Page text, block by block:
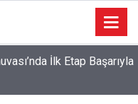
İlk Etap Başarıyla